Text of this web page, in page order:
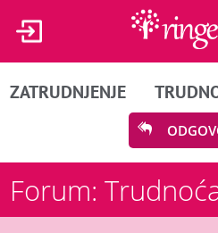
ZATRUDNJENJE
Forum: